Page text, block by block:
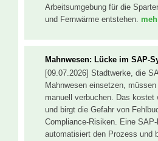
Arbeitsumgebung für die
und Fernwärme entstehen.
Mahnwesen: Lücke im SAP-
[09.07.2026] Stadtwerke, die
Mahnwesen einsetzen,
manuell verbuchen. Das kostet
und birgt die Gefahr von
Compliance-Risiken. Eine
automatisiert den Prozess und